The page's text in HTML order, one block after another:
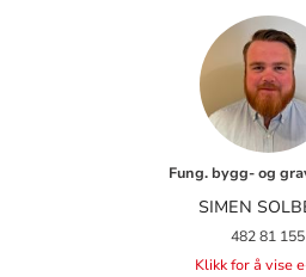
Fung. bygg- og
SIMEN
482 81 155
Klikk for å vise